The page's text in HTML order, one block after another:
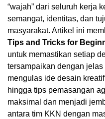
“wajah” dari seluruh kerja
semangat, identitas, dan
masyarakat. Artikel ini
Tips and Tricks for
untuk memastikan setiap
tersampaikan dengan
mengulas ide desain
hingga tips pemasangan
maksimal dan menjadi
antara tim KKN dengan